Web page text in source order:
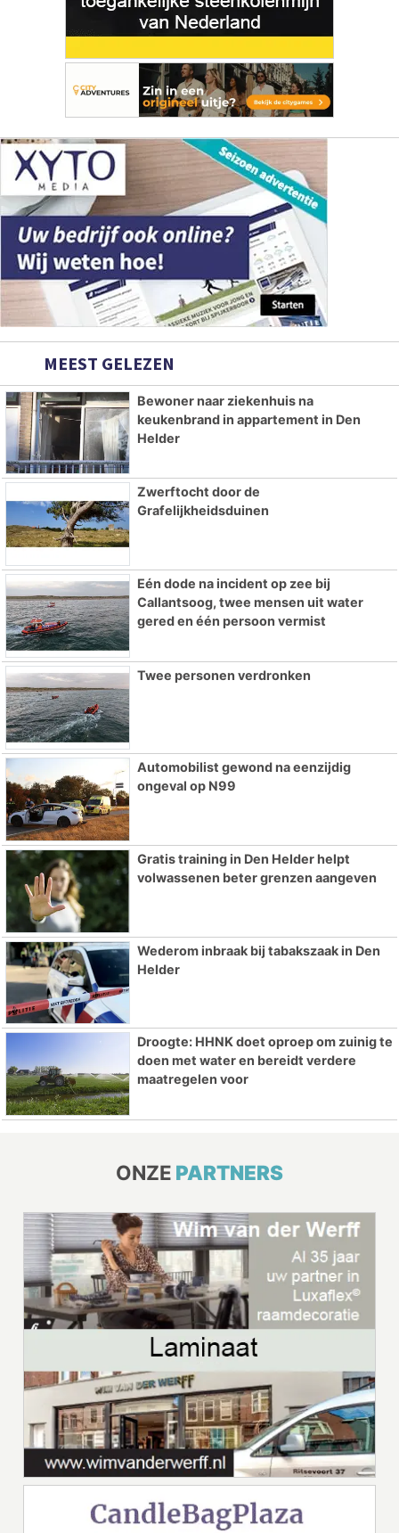
MEEST GELEZEN
Bewoner naar ziekenhuis na
keukenbrand in appartement in Den
Helder
Zwerftocht door de
Grafelijkheidsduinen
Eén dode na incident op zee bij
Callantsoog, twee mensen uit water
gered en één persoon vermist
Twee personen verdronken
Automobilist gewond na eenzijdig
ongeval op N99
Gratis training in Den Helder helpt
volwassenen beter grenzen aangeven
Wederom inbraak bij tabakszaak in Den
Helder
Droogte: HHNK doet oproep om zuinig te
doen met water en bereidt verdere
maatregelen voor
ONZE PARTNERS